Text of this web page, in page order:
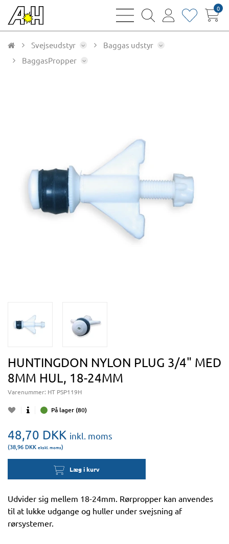
bars
magnifying
user
heart0
Svejseudstyr
Baggas udstyr
BaggasPropper
HUNTINGDON NYLON PLUG 3/4" MED
8MM HUL, 18-24MM
Varenummer: HT PSP119H
På lager (80)
48,70 DKK inkl. moms
(38,96 DKK ekskl. moms)
Læg i kurv
Udvider sig mellem 18-24mm. Rørpropper kan anvendes
til at lukke udgange og huller under svejsning af
rørsystemer.